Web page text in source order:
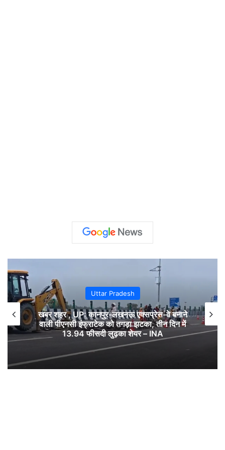
Uttar Pradesh
खबर शहर , UP: कानपुर-लखनऊ एक्सप्रेस-वे बनाने
वाली पीएनसी इंफ्राटेक को तगड़ा झटका, तीन दिन में
13.94 फीसदी लुढ़का शेयर – INA